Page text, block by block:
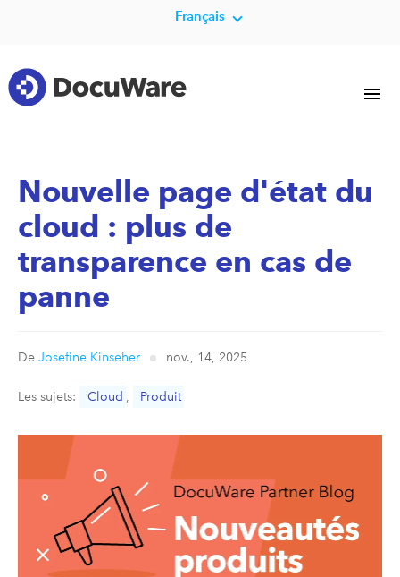
Français
Nouvelle page d'état du
cloud : plus de
transparence en cas de
panne
De Josefine Kinseher nov., 14, 2025
Les sujets: Cloud , Produit